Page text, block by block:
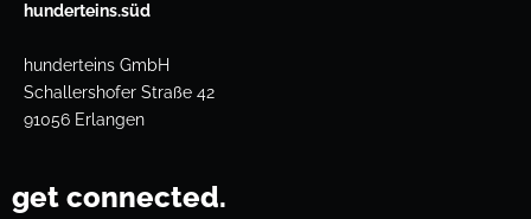
hunderteins.süd
hunderteins GmbH
Schallershofer Straße 42
91056 Erlangen
get connected.